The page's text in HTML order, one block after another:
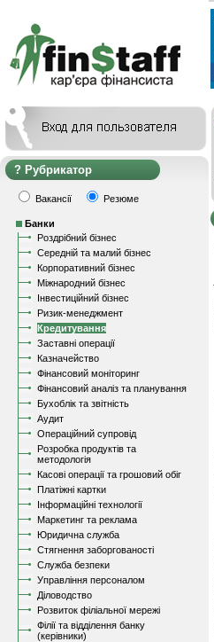
Рубрикатор
Вакансії Резюме
Банки
Роздрібний бізнес
Середній та малий бізнес
Корпоративний бізнес
Міжнародний бізнес
Інвестиційний бізнес
Ризик-менеджмент
Кредитування
Заставні операції
Казначейство
Фінансовий моніторинг
Фінансовий аналіз та планування
Бухоблік та звітність
Аудит
Операційний супровід
Розробка продуктів та
методологія
Касові операції та грошовий обіг
Платіжні картки
Інформаційні технології
Маркетинг та реклама
Юридична служба
Стягнення заборгованості
Служба безпеки
Управління персоналом
Діловодство
Розвиток філіальної мережі
Філії та відділення банку
(керівники)